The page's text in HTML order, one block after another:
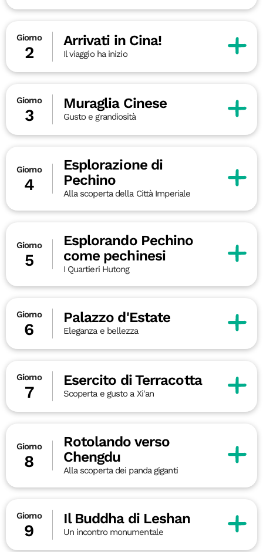
Giorno
2
Arrivati in Cina!
Il viaggio ha inizio
Giorno
3
Muraglia Cinese
Gusto e grandiosità
Giorno
4
Esplorazione di
Pechino
Alla scoperta della Città Imperiale
Giorno
5
Esplorando Pechino
come pechinesi
I Quartieri Hutong
Giorno
6
Palazzo d'Estate
Eleganza e bellezza
Giorno
7
Esercito di Terracotta
Scoperta e gusto a Xi'an
Giorno
8
Rotolando verso
Chengdu
Alla scoperta dei panda giganti
Giorno
9
Il Buddha di Leshan
Un incontro monumentale